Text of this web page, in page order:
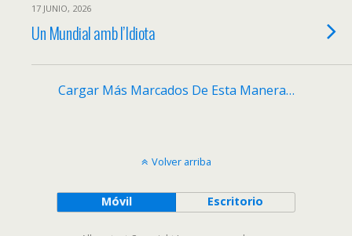
17 JUNIO, 2026
Un Mundial amb l’Idiota
Cargar Más Marcados De Esta Manera…
Volver arriba
Móvil Escritorio